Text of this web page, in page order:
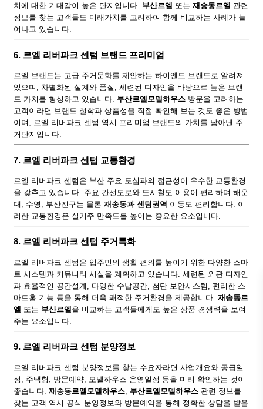
치에 대한 기대감이 높은 단지입니다. 부산르엘 또는 재송동르엘 관련
정보를 찾는 고객들도 미래가치를 고려하여 함께 비교하는 사례가 늘
어나고 있습니다.
6. 르엘 리버파크 센텀 브랜드 프리미엄
르엘 브랜드는 고급 주거문화를 제안하는 하이엔드 브랜드로 알려져
있으며, 차별화된 설계와 품질, 세련된 디자인을 바탕으로 높은 브랜
드 가치를 형성하고 있습니다. 부산르엘모델하우스 방문을 고려하는
고객이라면 브랜드 철학과 상품성을 직접 확인해 보는 것도 좋은 방법
이며, 르엘 리버파크 센텀 역시 프리미엄 브랜드의 가치를 담아낸 주
거단지입니다.
7. 르엘 리버파크 센텀 교통환경
르엘 리버파크 센텀은 부산 주요 도심과의 접근성이 우수한 교통환경
을 갖추고 있습니다. 주요 간선도로와 도시철도 이용이 편리하며 해운
대, 수영, 부산진구는 물론 재송동과 센텀권역 이동도 편리합니다. 이
러한 교통환경은 실거주 만족도를 높이는 중요한 요소입니다.
8. 르엘 리버파크 센텀 주거특화
르엘 리버파크 센텀은 입주민의 생활 편의를 높이기 위한 다양한 스마
트 시스템과 커뮤니티 시설을 계획하고 있습니다. 세련된 외관 디자인
과 효율적인 공간설계, 다양한 수납공간, 첨단 보안시스템, 편리한 스
마트홈 기능 등을 통해 더욱 쾌적한 주거환경을 제공합니다. 재송동르
엘 또는 부산르엘을 비교하는 고객들에게도 높은 상품 경쟁력을 보여
주는 요소입니다.
9. 르엘 리버파크 센텀 분양정보
르엘 리버파크 센텀 분양정보를 찾는 수요자라면 사업개요와 공급일
정, 주택형, 방문예약, 모델하우스 운영일정 등을 미리 확인하는 것이
좋습니다. 재송동르엘모델하우스 부산르엘모델하우스 관련 정보를
찾는 고객 역시 공식 분양정보와 방문예약을 통해 정확한 상담을 받을